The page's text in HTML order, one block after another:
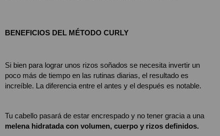
BENEFICIOS DEL MÉTODO CURLY
Si bien para lograr unos rizos soñados se necesita invertir un
poco más de tiempo en las rutinas diarias, el resultado es
increíble. La diferencia entre el antes y el después es notable.
melena hidratada con volumen, cuerpo y rizos definidos.